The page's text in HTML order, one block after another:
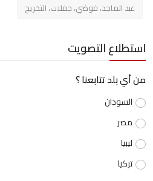
عبد الماجد، فوضي، حفلات، التخريج
استطلاع التصويت
من أي بلد تتابعنا ؟
السودان
مصر
ليبيا
تركيا